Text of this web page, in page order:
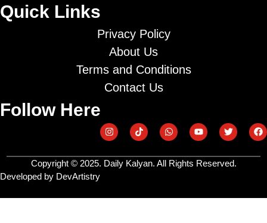
Quick Links
Privacy Policy
About Us
Terms and Conditions
Contact Us
Follow Here
Copyright © 2025. Daily Kalyan. All Rights Reserved.
Developed by DevArtistry